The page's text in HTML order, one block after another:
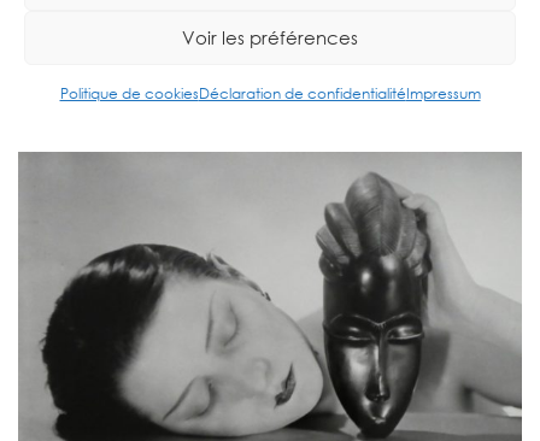
Voir les préférences
Politique de cookiesDéclaration de confidentialitéImpressum